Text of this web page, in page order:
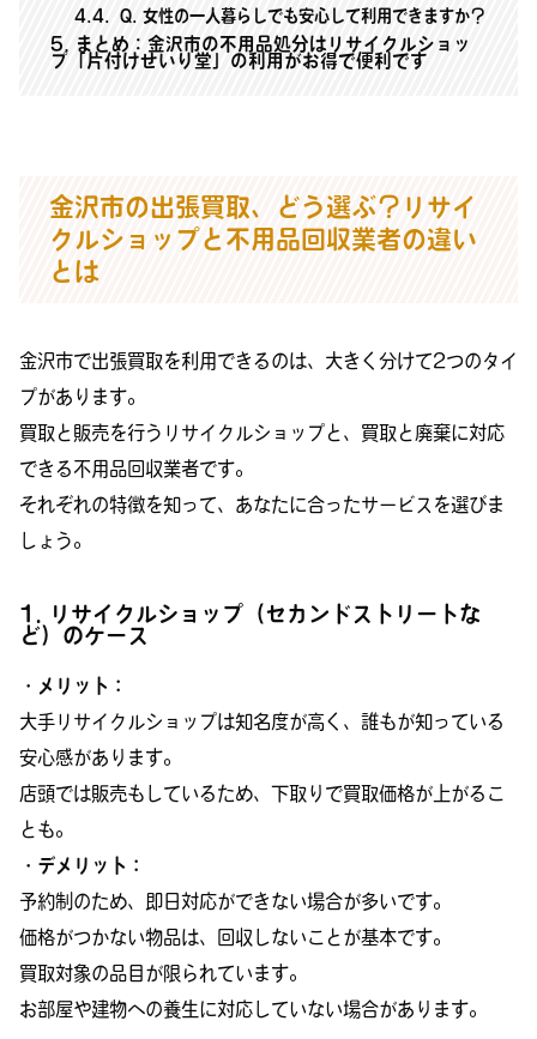
4.4 Q. 女性の一人暮らしでも安心して利用できますか？
5
まとめ：金沢市の不用品処分はリサイクルショッ
プ「片付けせいり堂」の利用がお得で便利です
金沢市の出張買取、どう選ぶ？リサイ
クルショップと不用品回収業者の違い
とは
金沢市で出張買取を利用できるのは、大きく分けて2つのタイ
プがあります。
買取と販売を行うリサイクルショップと、買取と廃棄に対応
できる不用品回収業者です。
それぞれの特徴を知って、あなたに合ったサービスを選びま
しょう。
1. リサイクルショップ（セカンドストリートな
ど）のケース
・メリット：
大手リサイクルショップは知名度が高く、誰もが知っている
安心感があります。
店頭では販売もしているため、下取りで買取価格が上がるこ
とも。
・デメリット：
予約制のため、即日対応ができない場合が多いです。
価格がつかない物品は、回収しないことが基本です。
買取対象の品目が限られています。
お部屋や建物への養生に対応していない場合があります。